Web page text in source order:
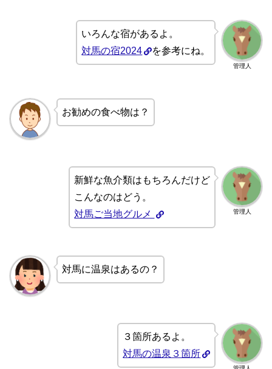
管理人
いろんな宿があるよ。
対馬の宿2024
を参考にね。
お勧めの食べ物は？
管理人
新鮮な魚介類はもちろんだけど
こんなのはどう。
対馬ご当地グルメ
対馬に温泉はあるの？
３箇所あるよ。
対馬の温泉３箇所